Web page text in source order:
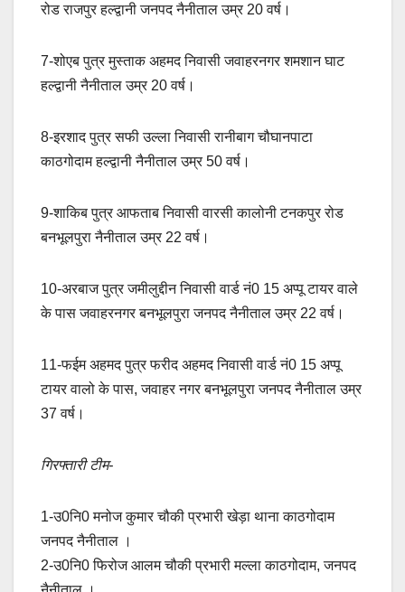
रोड राजपुर हल्द्वानी जनपद नैनीताल उम्र 20 वर्ष।
7-शोएब पुत्र मुस्ताक अहमद निवासी जवाहरनगर शमशान घाट
हल्द्वानी नैनीताल उम्र 20 वर्ष।
8-इरशाद पुत्र सफी उल्ला निवासी रानीबाग चौघानपाटा
काठगोदाम हल्द्वानी नैनीताल उम्र 50 वर्ष।
9-शाकिब पुत्र आफताब निवासी वारसी कालोनी टनकपुर रोड
बनभूलपुरा नैनीताल उम्र 22 वर्ष।
10-अरबाज पुत्र जमीलुद्दीन निवासी वार्ड नं0 15 अप्पू टायर वाले
के पास जवाहरनगर बनभूलपुरा जनपद नैनीताल उम्र 22 वर्ष।
11-फईम अहमद पुत्र फरीद अहमद निवासी वार्ड नं0 15 अप्पू
टायर वालो के पास, जवाहर नगर बनभूलपुरा जनपद नैनीताल उम्र
37 वर्ष।
गिरफ्तारी टीम-
1-उ0नि0 मनोज कुमार चौकी प्रभारी खेड़ा थाना काठगोदाम
जनपद नैनीताल ।
2-उ0नि0 फिरोज आलम चौकी प्रभारी मल्ला काठगोदाम, जनपद